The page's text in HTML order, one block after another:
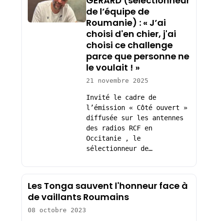
de l’équipe de
Roumanie) : « J’ai
choisi d'en chier, j'ai
choisi ce challenge
parce que personne ne
le voulait ! »
21 novembre 2025
Invité le cadre de
l’émission « Côté ouvert »
diffusée sur les antennes
des radios RCF en
Occitanie , le
sélectionneur de…
Les Tonga sauvent l'honneur face à
de vaillants Roumains
08 octobre 2023